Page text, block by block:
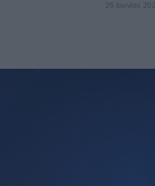
26 Ιουνίου